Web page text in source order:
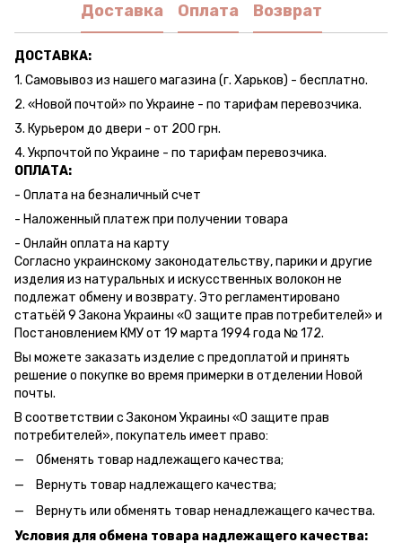
Доставка Оплата Возврат
ДОСТАВКА:
1. Самовывоз из нашего магазина (г. Харьков) - бесплатно.
2. «Новой почтой» по Украине - по тарифам перевозчика.
3. Курьером до двери - от 200 грн.
4. Укрпочтой по Украине - по тарифам перевозчика.
ОПЛАТА:
- Оплата на безналичный счет
- Наложенный платеж при получении товара
- Онлайн оплата на карту
Согласно украинскому законодательству, парики и другие
изделия из натуральных и искусственных волокон не
подлежат обмену и возврату. Это регламентировано
статьёй 9 Закона Украины «О защите прав потребителей» и
Постановлением КМУ от 19 марта 1994 года № 172.
Вы можете заказать изделие с предоплатой и принять
решение о покупке во время примерки в отделении Новой
почты.
В соответствии с Законом Украины «О защите прав
потребителей», покупатель имеет право:
Обменять товар надлежащего качества;
Вернуть товар надлежащего качества;
Вернуть или обменять товар ненадлежащего качества.
Условия для обмена товара надлежащего качества: